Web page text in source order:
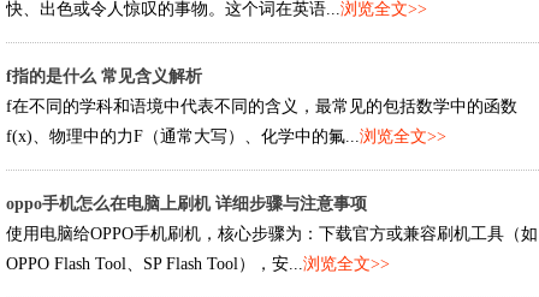
快、出色或令人惊叹的事物。这个词在英语...浏览全文>>
f指的是什么 常见含义解析
f在不同的学科和语境中代表不同的含义，最常见的包括数学中的函数
f(x)、物理中的力F（通常大写）、化学中的氟...浏览全文>>
oppo手机怎么在电脑上刷机 详细步骤与注意事项
使用电脑给OPPO手机刷机，核心步骤为：下载官方或兼容刷机工具（如
OPPO Flash Tool、SP Flash Tool），安...浏览全文>>